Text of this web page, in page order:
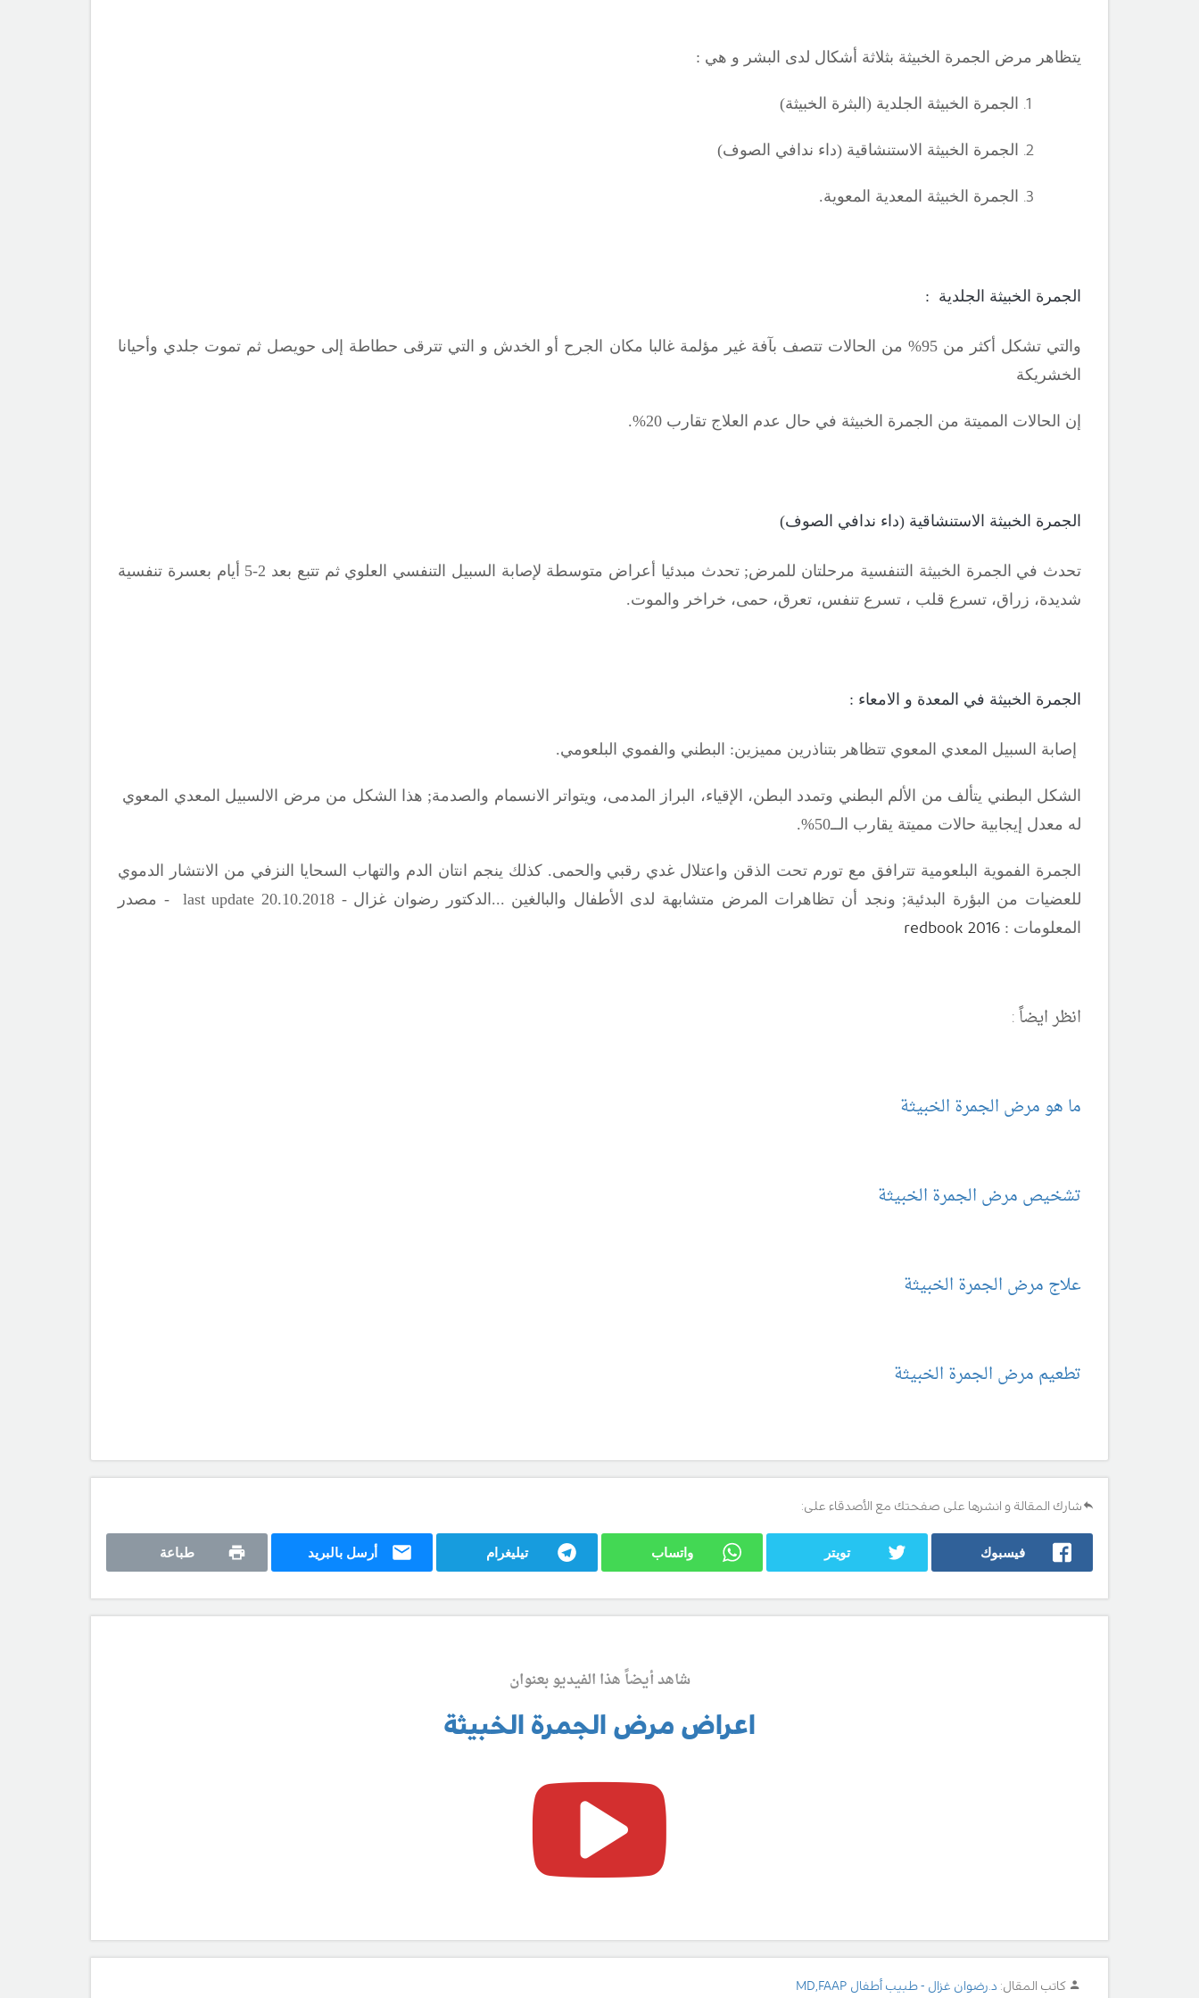
يتظاهر مرض الجمرة الخبيثة بثلاثة أشكال لدى البشر و هي :
الجمرة الخبيثة الجلدية (البثرة الخبيثة)
الجمرة الخبيثة الاستنشاقية (داء ندافي الصوف)
الجمرة الخبيثة المعدية المعوية.
الجمرة الخبيثة الجلدية :
والتي تشكل أكثر من 95% من الحالات تتصف بآفة غير مؤلمة غالبا مكان الجرح أو الخدش و التي تترقى حطاطة إلى حويصل ثم تموت جلدي وأحيانا
الخشريكة
إن الحالات المميتة من الجمرة الخبيثة في حال عدم العلاج تقارب 20%.
الجمرة الخبيثة الاستنشاقية (داء ندافي الصوف)
تحدث في الجمرة الخبيثة التنفسية مرحلتان للمرض;
تحدث مبدئيا أعراض متوسطة لإصابة السبيل التنفسي العلوي ثم تتبع بعد 2-5 أيام بعسرة تنفسية
شديدة، زراق، تسرع قلب ، تسرع تنفس، تعرق، حمى، خراخر والموت.
الجمرة الخبيثة في المعدة و الامعاء :
إصابة السبيل المعدي المعوي تتظاهر بتناذرين مميزين: البطني والفموي البلعومي.
الشكل البطني يتألف من الألم البطني وتمدد البطن، الإقياء، البراز المدمى، ويتواتر الانسمام والصدمة; هذا الشكل من مرض الالسبيل المعدي المعوي
له معدل إيجابية حالات مميتة يقارب الــ50%.
الجمرة الفموية البلعومية تترافق مع تورم تحت الذقن واعتلال غدي رقبي والحمى. كذلك ينجم انتان الدم والتهاب السحايا النزفي من الانتشار الدموي
للعضيات من البؤرة البدئية; ونجد أن تظاهرات المرض متشابهة لدى الأطفال والبالغين ...الدكتور رضوان غزال - last update 20.10.20
18 - مصدر
المعلومات : redbook 2016
انظر ايضاً :
ما هو مرض الجمرة الخبيثة
تشخيص مرض الجمرة الخبيثة
علاج مرض الجمرة الخبيثة
تطعيم مرض الجمرة الخبيثة
شارك المقالة و انشرها على صفحتك مع الأصدقاء على:
فيسبوك تويتر واتساب تيليغرام أرسل بالبريد طباعة
شاهد أيضاً هذا الفيديو بعنوان
اعراض مرض الجمرة الخبيثة
كاتب المقال: د.رضوان غزال - طبيب أطفال MD,FAAP